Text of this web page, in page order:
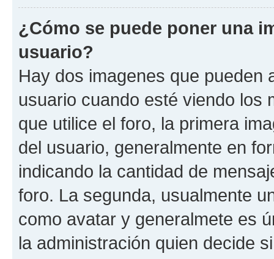
¿Cómo se puede poner una
usuario?
Hay dos imagenes que pueden
usuario cuando esté viendo los
que utilice el foro, la primera
del usuario, generalmente en
indicando la cantidad de
foro. La segunda, usualmente
como avatar y generalmete es
la administración quien decide